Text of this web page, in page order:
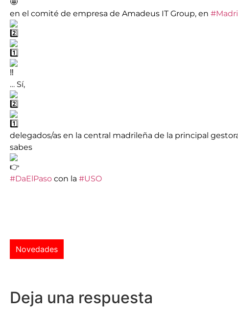
en el comité de empresa de Amadeus IT Group, en
… Sí,
delegados/as en la central madrileña de la principal
sabes
#DaElPaso con la #USO
Novedades
Deja una respuesta